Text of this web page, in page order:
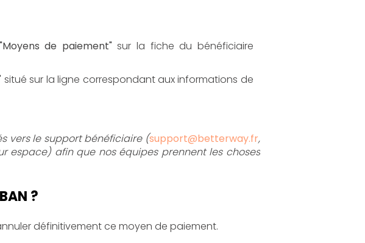
"Moyens de paiement"sur la fiche du bénéficiaire
situé sur la ligne correspondant aux informations de
vers le support bénéficiaire (support@betterway.fr,
espace) afin que nos équipes prennent les choses
?
définitivement ce moyen de paiement.